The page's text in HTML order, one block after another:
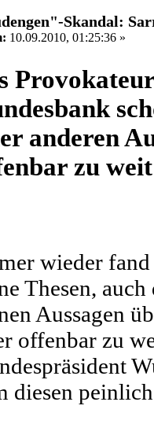
Skandal:
10.09.2010, 01:25:36 »
anderen
zu
wieder
Thesen,
Aussagen
offenbar zu
diesen